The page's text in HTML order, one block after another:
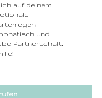
auf deinem
und
Partnerschaft,